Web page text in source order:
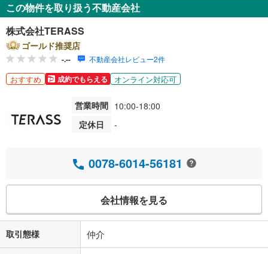
この物件を取り扱う不動産会社
株式会社TERASS
ゴールド推奨店
-.-- 不動産会社レビュー2件
おすすめ 成約でもらえる オンライン対応可
営業時間 10:00-18:00
定休日
-
0078-6014-56181
会社情報を見る
取引態様 仲介